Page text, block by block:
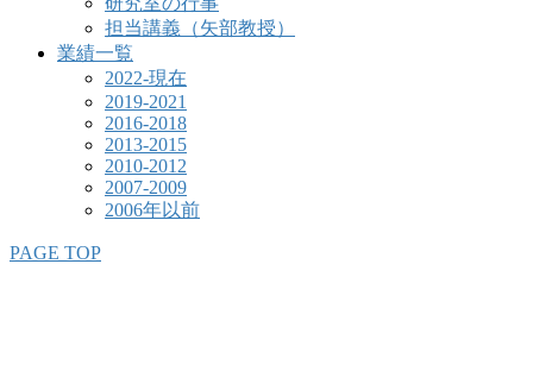
担当講義（矢部教授）
業績一覧
2022-現在
2019-2021
2016-2018
2013-2015
2010-2012
2007-2009
2006年以前
PAGE TOP